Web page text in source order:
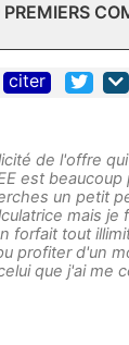
citer
de l'offre
est
un petit
mais
forfait tout
profiter d'un
que j'ai me